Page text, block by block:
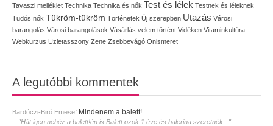
Tavaszi melléklet Technika Technika és nők Test és lélek Testnek és léleknek
Tudós nők Tükröm-tükröm Történetek Új szerepben Utazás Városi
barangolás Városi barangolások Vásárlás velem történt Vidéken Vitaminkultúra
Webkurzus Üzletasszony Zene Zsebbevágó Önismeret
A legutóbbi kommentek
Bardóczi-Biró Emese: Mindenem a balett!
"Hát igen nehéz a balett!én is Balett ozok 1 éve és balerina szeretnék..."